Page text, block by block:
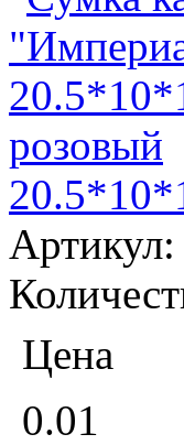
Артикул:
Цена
0.01